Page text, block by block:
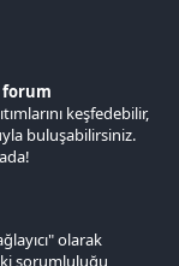
forum
keşfedebilir,
buluşabilirsiniz.
olarak
sorumluluğu